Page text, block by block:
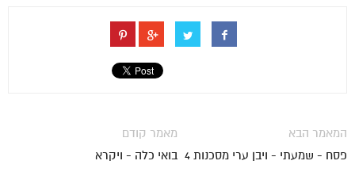
מאמר קודם
בואי כלה - ויקרא
המאמר הבא
פסח - שמעתי - ויבן ערי מסכנות 4